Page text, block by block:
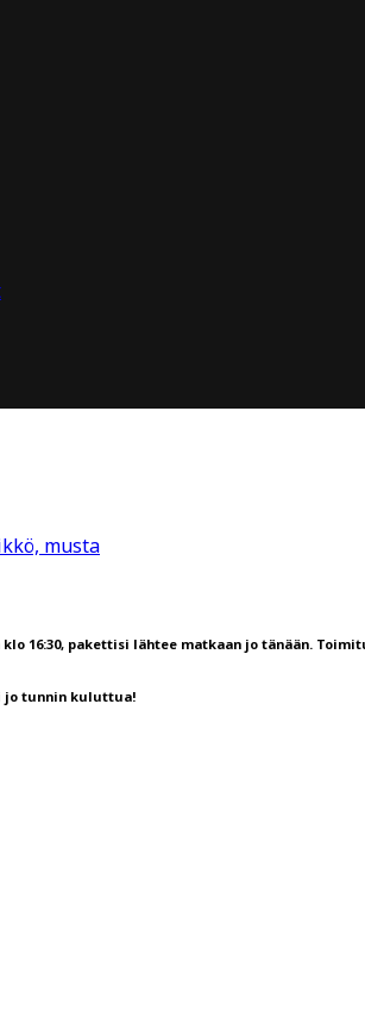
musta
16:30, pakettisi lähtee matkaan jo tänään.
jo tunnin kuluttua!